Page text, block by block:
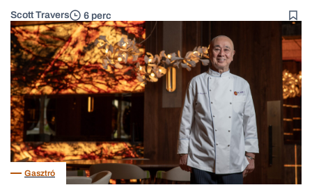
Scott Travers 6 perc
Gasztró